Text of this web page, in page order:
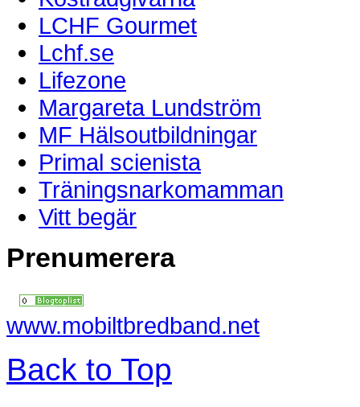
LCHF Gourmet
Lchf.se
Lifezone
Margareta Lundström
MF Hälsoutbildningar
Primal scienista
Träningsnarkomamman
Vitt begär
Prenumerera
www.mobiltbredband.net
Back to Top